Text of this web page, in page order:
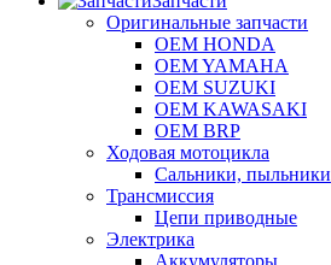
Оригинальные запчасти
OEM HONDA
OEM YAMAHA
OEM SUZUKI
OEM KAWASAKI
OEM BRP
Ходовая мотоцикла
Сальники, пыльники
Трансмиссия
Цепи приводные
Электрика
Аккумуляторы